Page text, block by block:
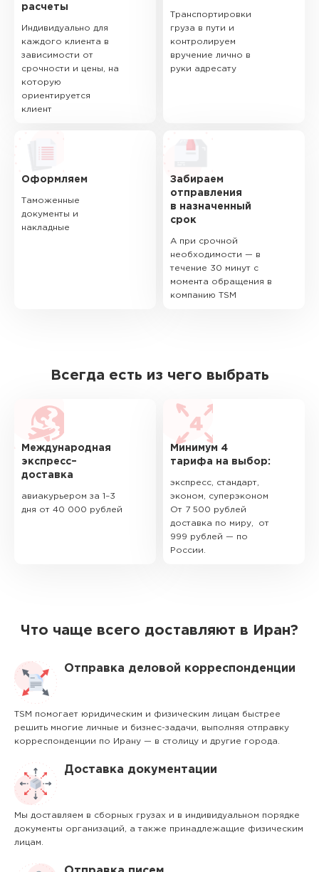
расчеты
Индивидуально для
каждого клиента в
зависимости от
срочности и цены, на
которую
ориентируется
клиент
Транспортировки
груза в пути и
контролируем
вручение лично в
руки адресату
Оформляем
Таможенные
документы и
накладные
Забираем
отправления
в назначенный
срок
А при срочной
необходимости — в
течение 30 минут с
момента обращения в
компанию TSM
Всегда есть из чего выбрать
Международная
экспресс–
доставка
авиакурьером за 1–3
дня от 40 000 рублей
Минимум 4
тарифа на выбор:
экспресс, стандарт,
эконом, суперэконом
От 7 500 рублей
доставка по миру, от
999 рублей — по
России.
Что чаще всего доставляют в Иран?
Отправка деловой корреспонденции
TSM помогает юридическим и физическим лицам быстрее
решить многие личные и бизнес-задачи, выполняя отправку
корреспонденции по Ирану — в столицу и другие города.
Доставка документации
Мы доставляем в сборных грузах и в индивидуальном порядке
документы организаций, а также принадлежащие физическим
лицам.